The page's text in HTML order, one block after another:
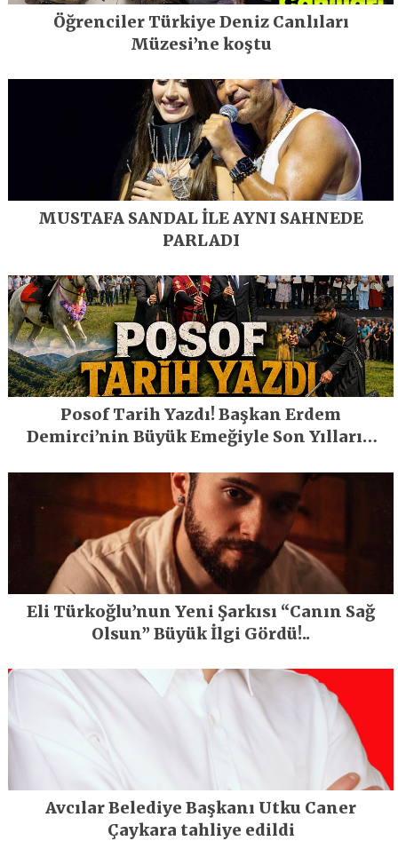
Öğrenciler Türkiye Deniz Canlıları
Müzesi’ne koştu
MUSTAFA SANDAL İLE AYNI SAHNEDE
PARLADI
Posof Tarih Yazdı! Başkan Erdem
Demirci’nin Büyük Emeğiyle Son Yılların
Eli Türkoğlu’nun Yeni Şarkısı “Canın Sağ
Olsun” Büyük İlgi Gördü!..
Avcılar Belediye Başkanı Utku Caner
Çaykara tahliye edildi